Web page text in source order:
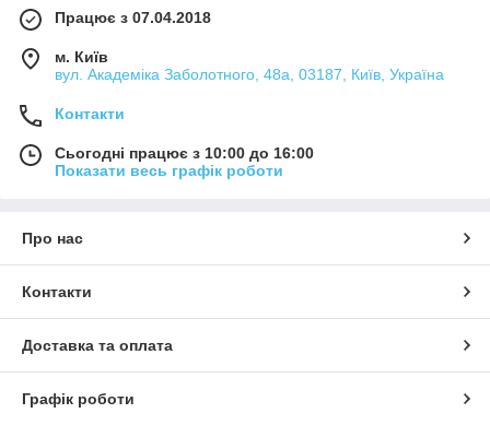
Працює з 07.04.2018
м. Київ
вул. Академіка Заболотного, 48а, 03187, Київ, Україна
Контакти
Сьогодні працює з 10:00 до 16:00
Показати весь графік роботи
Про нас
Контакти
Доставка та оплата
Графік роботи